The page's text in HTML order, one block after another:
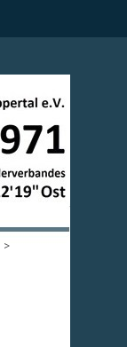
>